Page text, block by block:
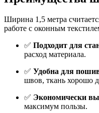
Ширина 1,5 метра
работе с оконным
✅ Подходит для
расход материала.
✅ Удобна для
швов, ткань хорошо
✅ Экономически
максимум пользы.